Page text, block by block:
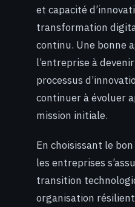
et capacité
transformation
continu. Une bonne
l’entreprise à
processus
continuer à évoluer
mission initiale.
En choisissant le
les entreprises
transition
organisation